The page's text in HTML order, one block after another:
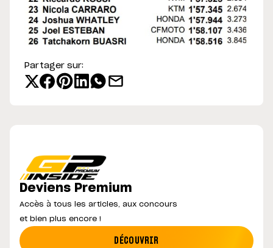
Partager sur:
Deviens Premium
Accès à tous les articles, aux concours
et bien plus encore !
DÉCOUVRIR